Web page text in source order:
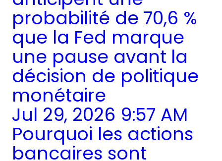
probabilité de 70,6 %
que la Fed marque
une pause avant la
décision de politique
monétaire
Jul 29, 2026 9:57 AM
Pourquoi les actions
bancaires sont